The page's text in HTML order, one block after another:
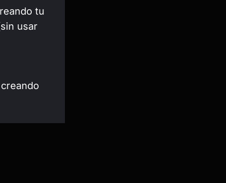
tu
usar
creando